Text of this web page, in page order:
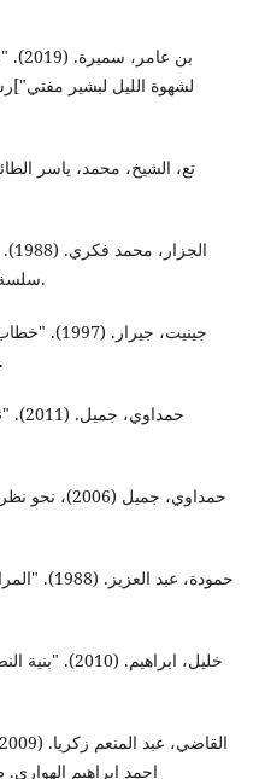
بن
لشهوة الليل لبشير
سلسة دراسات أدبية، الهيئة المصرية العامة.
جينيت،
المجلس الأعلى للثقافة، ط2، القاهرة.
حمداوي، جميل
حمودة، عبد